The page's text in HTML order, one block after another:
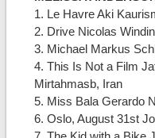
1. Le Havre Aki
2. Drive Nicolas
3. Michael Markus
4. This Is Not a Film
Mirtahmasb, Iran
5. Miss Bala Gerardo
6. Oslo, August 31st